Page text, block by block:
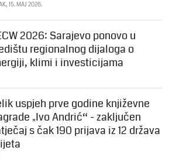
15. MAJ 2026.
2026: Sarajevo ponovo u
regionalnog dijaloga o
klimi i investicijama
uspjeh prve godine književne
„Ivo Andrić“ - zaključen
s čak 190 prijava iz 12 država